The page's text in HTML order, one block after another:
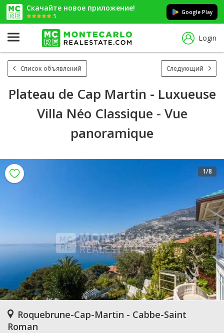
Скачайте новое приложение!
5
Google Play
Login
Список объявлений Следующий
Plateau de Cap Martin - Luxueuse
Villa Néo Classique - Vue
panoramique
1/8
Roquebrune-Cap-Martin - Cabbe-Saint
Roman